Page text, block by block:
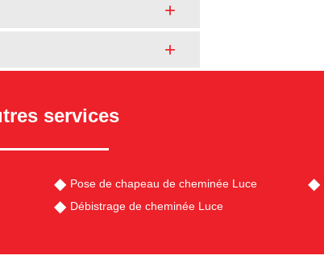
services
Pose de chapeau de cheminée Luce
Débistrage de cheminée Luce